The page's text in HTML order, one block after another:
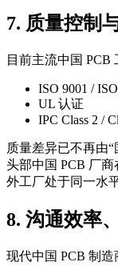
7. 质量控制
目前主流中国 PCB
ISO 9001 /
UL 认证
IPC Class 2 /
质量差异已不再由“
头部中国 PCB 厂
外工厂处于同一水平
8. 沟通效率
现代中国 PCB 制造